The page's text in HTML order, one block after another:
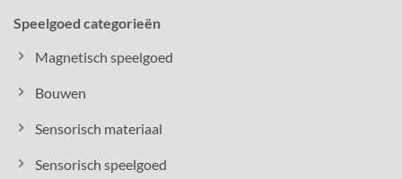
Speelgoed categorieën
Magnetisch speelgoed
Bouwen
Sensorisch materiaal
Sensorisch speelgoed